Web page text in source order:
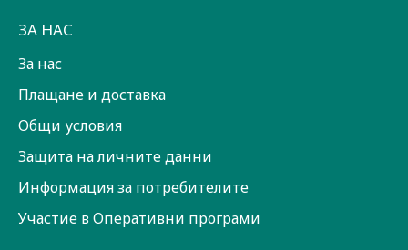
ЗА НАС
За нас
Плащане и доставка
Общи условия
Защита на личните данни
Информация за потребителите
Участие в Оперативни програми